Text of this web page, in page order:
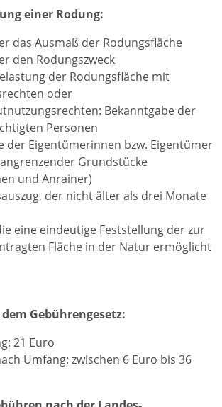
einer Rodung:
das Ausmaß der Rodungsfläche
den Rodungszweck
der Rodungsfläche mit
oder
Bekanntgabe der
Personen
der Eigentümerinnen bzw. Eigentümer
Grundstücke
und Anrainer)
der nicht älter als drei Monate
eine eindeutige Feststellung der zur
Fläche in der Natur ermöglicht
Gebührengesetz:
21 Euro
Umfang: zwischen 6 Euro bis 36